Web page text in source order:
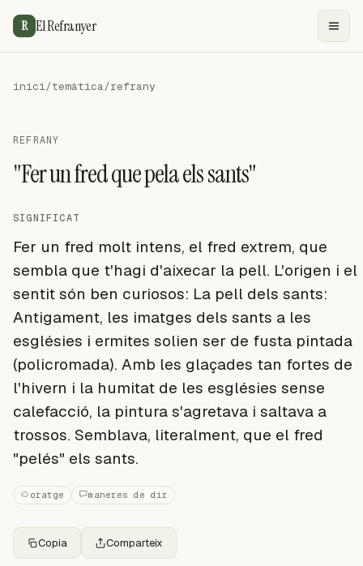
R El Refranyer
inici/temàtica/refrany
REFRANY
"Fer un fred que pela els sants"
SIGNIFICAT
Fer un fred molt intens, el fred extrem, que
sembla que t'hagi d'aixecar la pell. L'origen i el
sentit són ben curiosos: La pell dels sants:
Antigament, les imatges dels sants a les
esglésies i ermites solien ser de fusta pintada
(policromada). Amb les glaçades tan fortes de
l'hivern i la humitat de les esglésies sense
calefacció, la pintura s'agretava i saltava a
trossos. Semblava, literalment, que el fred
"pelés" els sants.
oratge maneres de dir
Copia Comparteix